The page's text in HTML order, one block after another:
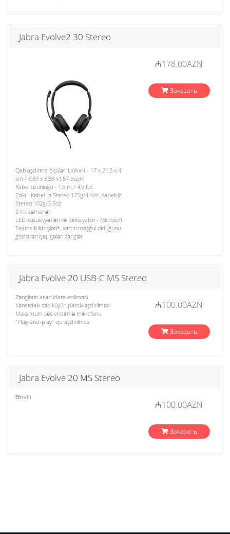
Jabra Evolve2 30 Stereo
Qablaşdırma ölçüləri LxWxH - 17 x 21,3 x 4
sm / 6,69 x 8,38 x1,57 düym
Kabel uzunluğu - 1,5 m / 4,9 fut
Çəki - Kabel ilə Stereo 125g/4.4oz, Kabelsiz
Stereo 102g/3.6oz
2 illik zəmanət
LED xüsusiyyətləri və funksiyaları - Microsoft
Teams bildirişləri*, xəttin məşğul olduğunu
göstərən işıq, gələn zənglər
₼178.00AZN
Заказать
Jabra Evolve 20 USB-C MS Stereo
Zənglərin asan idarə edilməsi
Kənardakı səs-küyün passivləşdirilməsi
Maksimum səs endirmə mikrofonu
"Plug-and-play" quraşdırılması
₼100.00AZN
Заказать
Jabra Evolve 20 MS Stereo
Ətraflı
₼100.00AZN
Заказать